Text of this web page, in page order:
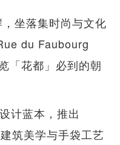
坐落集时尚与文化
du Faubourg
「花都」必到的朝
计蓝本，推出
筑美学与手袋工艺